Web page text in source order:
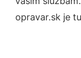
opravar.sk je